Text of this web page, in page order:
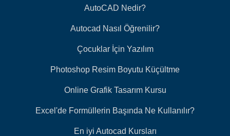
AutoCAD Nedir?
Autocad Nasıl Öğrenilir?
Çocuklar İçin Yazılım
Photoshop Resim Boyutu Küçültme
Online Grafik Tasarım Kursu
Excel'de Formüllerin Başında Ne Kullanılır?
En iyi Autocad Kursları